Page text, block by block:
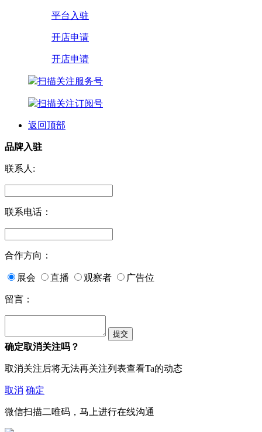
平台入驻
开店申请
开店申请
扫描关注服务号
扫描关注订阅号
返回顶部
品牌入驻
联系人:
联系电话：
合作方向：
展会 直播 观察者 广告位
留言：
确定取消关注吗？
取消关注后将无法再关注列表查看Ta的动态
取消 确定
微信扫描二唯码，马上进行在线沟通